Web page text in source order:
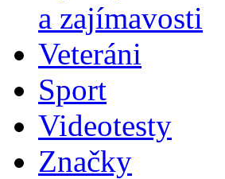
a zajímavosti
Veteráni
Sport
Videotesty
Značky